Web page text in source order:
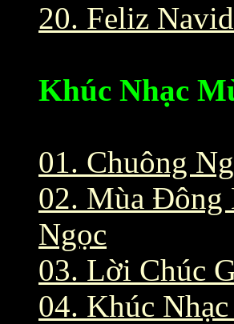
20. Feliz
Khúc Nhạc
01. Chuông
02. Mùa
Ngọc
03. Lời Chúc
04. Khúc